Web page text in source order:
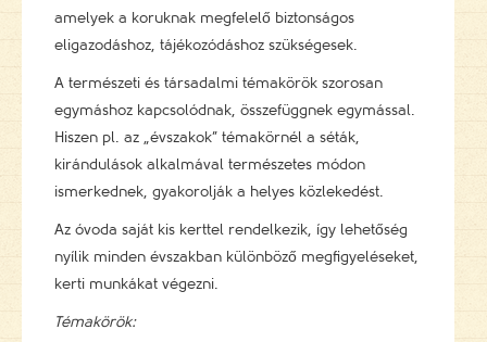
amelyek a koruknak megfelelő biztonságos
eligazodáshoz, tájékozódáshoz szükségesek.
A természeti és társadalmi témakörök szorosan
egymáshoz kapcsolódnak, összefüggnek egymással.
Hiszen pl. az „évszakok” témakörnél a séták,
kirándulások alkalmával természetes módon
ismerkednek, gyakorolják a helyes közlekedést.
Az óvoda saját kis kerttel rendelkezik, így lehetőség
nyílik minden évszakban különböző megfigyeléseket,
kerti munkákat végezni.
Témakörök: